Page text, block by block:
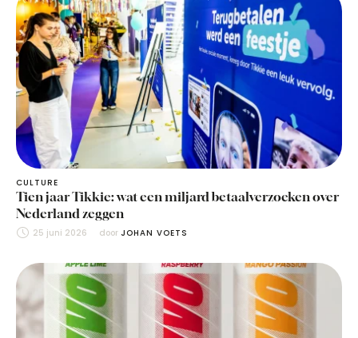
CULTURE
Tien jaar Tikkie: wat een miljard betaalverzoeken over
Nederland zeggen
25 juni 2026 door JOHAN VOETS